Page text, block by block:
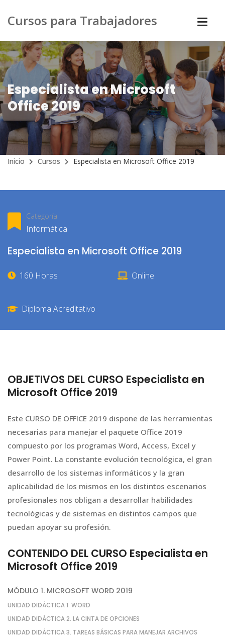
Cursos para Trabajadores
Especialista en Microsoft
Office 2019
Inicio Cursos Especialista en Microsoft Office 2019
Categoría
Informática
Especialista en Microsoft Office 2019
160 Horas Online
Diploma Acreditativo
OBJETIVOS DEL CURSO Especialista en
Microsoft Office 2019
Este CURSO DE OFFICE 2019 dispone de las herramientas
necesarias para manejar el paquete Office 2019
compuesto por los programas Word, Access, Excel y
Power Point. La constante evolución tecnológica, el gran
desarrollo de los sistemas informáticos y la gran
aplicabilidad de los mismos en los distintos escenarios
profesionales nos obligan a desarrollar habilidades
tecnológicas y de sistemas en distintos campos que
puedan apoyar su profesión.
CONTENIDO DEL CURSO Especialista en
Microsoft Office 2019
MÓDULO 1. MICROSOFT WORD 2019
UNIDAD DIDÁCTICA 1. WORD
UNIDAD DIDÁCTICA 2. LA CINTA DE OPCIONES
UNIDAD DIDÁCTICA 3. TAREAS BÁSICAS PARA MANEJAR ARCHIVOS